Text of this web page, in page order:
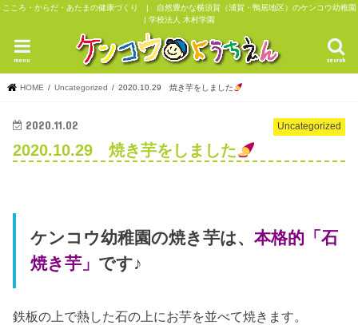
こころ・からだ・あたまの健康づくり | 自然豊かな横須賀（浦賀・鴨居地区）のケンコウ幼稚園
| 学校法人 木村学園
search
menu
HOME Uncategorized 2020.10.29 焼き芋をしました
Uncategorized
2020.11.02
2020.10.29 焼き芋をしました
ケンコウ幼稚園の焼き芋は、 本格的「石
焼き芋」 です♪
鉄板の上で熱した石の上にお芋を並べて焼きます。